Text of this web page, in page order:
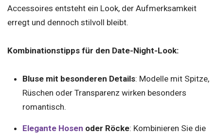
Accessoires entsteht ein Look, der Aufmerksamkeit
erregt und dennoch stilvoll bleibt.
Kombinationstipps für den Date-Night-Look:
Bluse mit besonderen Details: Modelle mit Spitze,
Rüschen oder Transparenz wirken besonders
romantisch.
Elegante Hosen oder Röcke: Kombinieren Sie die